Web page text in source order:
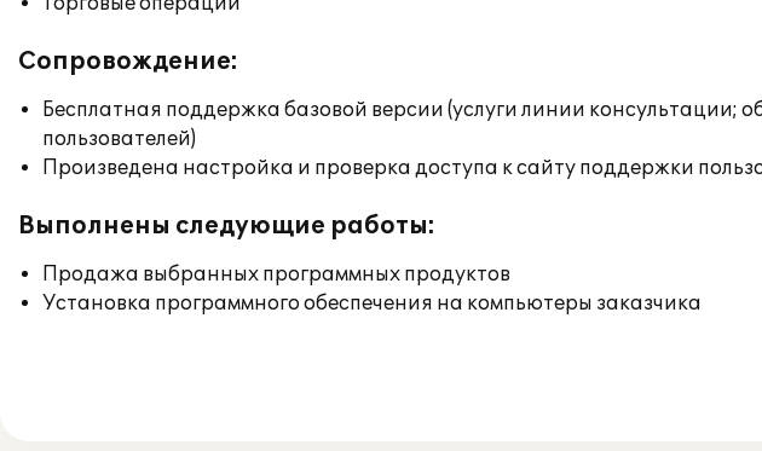
Сопровождение:
Бесплатная поддержка базовой версии (услуги линии консультации;
пользователей)
Произведена настройка и проверка доступа к сайту поддержки
Выполнены следующие работы:
Продажа выбранных программных продуктов
Установка программного обеспечения на компьютеры заказчика